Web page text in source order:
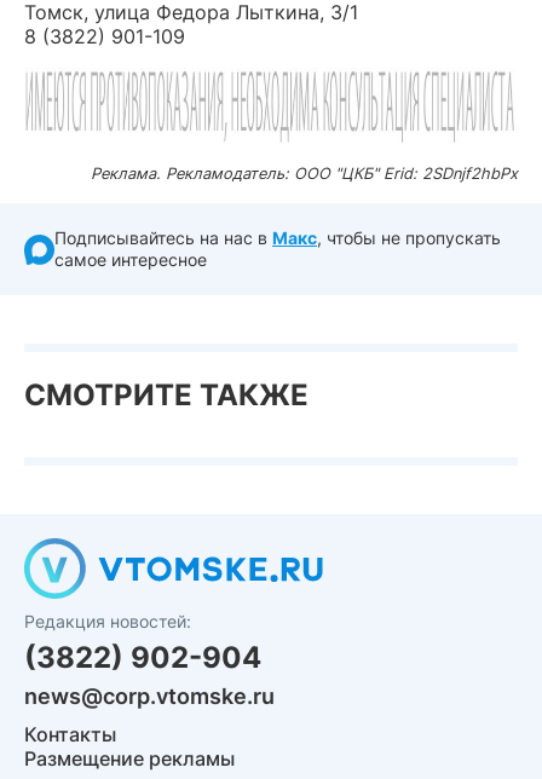
Томск, улица Федора Лыткина, 3/1
8 (3822) 901-109
Реклама. Рекламодатель: ООО "ЦКБ" Erid: 2SDnjf2hbPx
Подписывайтесь на нас в Макс, чтобы не пропускать
самое интересное
СМОТРИТЕ ТАКЖЕ
Редакция новостей:
(3822) 902-904
news@corp.vtomske.ru
Контакты
Размещение рекламы